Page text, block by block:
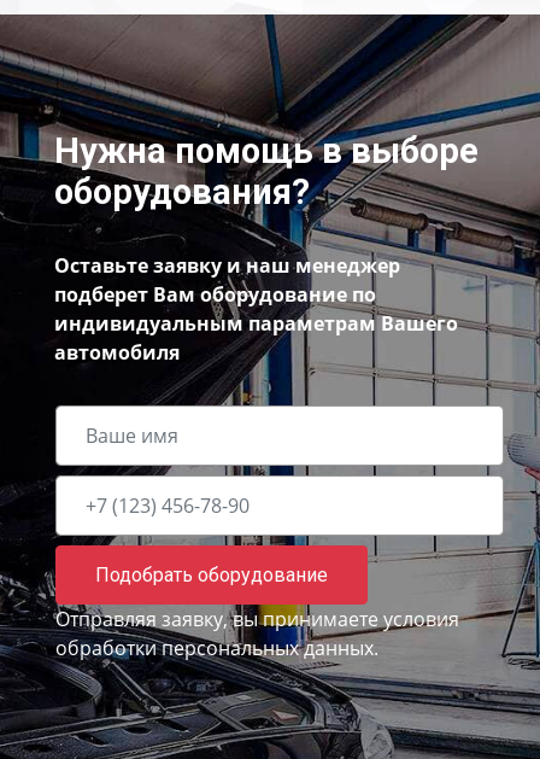
Нужна помощь в выборе
оборудования?
Оставьте заявку и наш менеджер
подберет Вам оборудование по
индивидуальным параметрам Вашего
автомобиля
Подобрать оборудование
Отправляя заявку, вы принимаете условия
обработки персональных данных.